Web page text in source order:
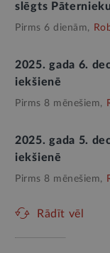
slēgts
Pirms 6 dienām,
2025. gada 6.
iekšienē
Pirms 8 mēnešiem,
2025. gada 5.
iekšienē
Pirms 8 mēnešiem,
Rādīt vēl